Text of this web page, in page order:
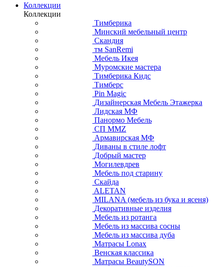
Коллекции
Коллекции
Тимберика
Минский мебельный центр
Скандия
тм SanRemi
Мебель Икея
Муромские мастера
Тимберика Кидс
Тимберс
Pin Magic
Дизайнерская Мебель Этажерка
Лидская МФ
Панормо Мебель
СП ММZ
Армавирская МФ
Диваны в стиле лофт
Добрый мастер
Могилевдрев
Мебель под старину
Скайда
ALETAN
MILANA (мебель из бука и ясеня)
Декоративные изделия
Мебель из ротанга
Мебель из массива сосны
Мебель из массива дуба
Матрасы Lonax
Венская классика
Матрасы BeautySON